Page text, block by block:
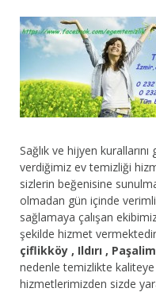
Sağlık ve hijyen
verdiğimiz ev temizliği
sizlerin beğenisine
olmadan gün içinde
sağlamaya çalışan
şekilde hizmet
çiflikköy , Ildırı ,
nedenle temizlikte
hizmetlerimizden sizde